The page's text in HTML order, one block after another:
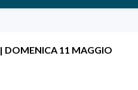
| DOMENICA 11 MAGGIO